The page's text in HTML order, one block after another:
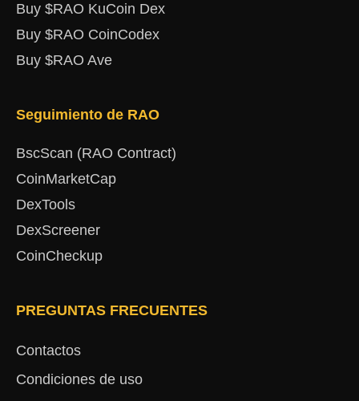
Buy $RAO KuCoin Dex
Buy $RAO CoinCodex
Buy $RAO Ave
Seguimiento de RAO
BscScan (RAO Contract)
CoinMarketCap
DexTools
DexScreener
CoinCheckup
PREGUNTAS FRECUENTES
Contactos
Condiciones de uso